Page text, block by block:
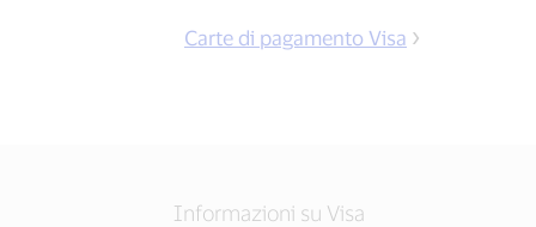
Carte di pagamento Visa
Informazioni su Visa